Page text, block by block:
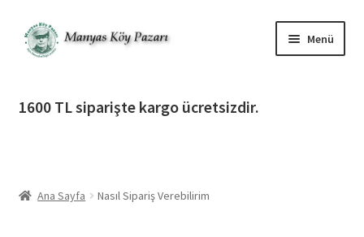
Dolaşıma
geç
İçeriğe
geç
Menü
1600 TL siparişte kargo ücretsizdir.
Ana Sayfa Nasıl Sipariş Verebilirim